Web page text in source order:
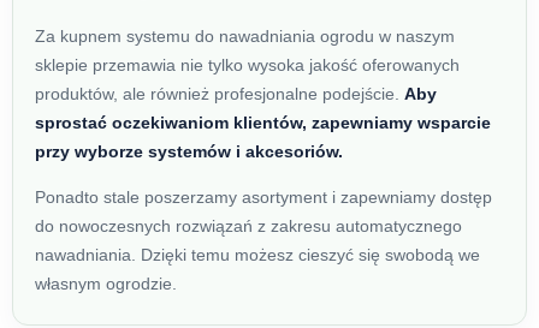
Za kupnem systemu do nawadniania ogrodu w naszym
sklepie przemawia nie tylko wysoka jakość oferowanych
produktów, ale również profesjonalne podejście. Aby
sprostać oczekiwaniom klientów, zapewniamy wsparcie
przy wyborze systemów i akcesoriów.
Ponadto stale poszerzamy asortyment i zapewniamy dostęp
do nowoczesnych rozwiązań z zakresu automatycznego
nawadniania. Dzięki temu możesz cieszyć się swobodą we
własnym ogrodzie.